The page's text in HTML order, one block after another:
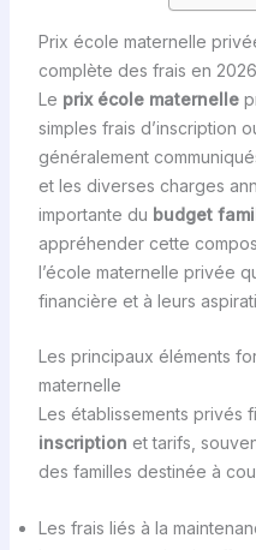
Prix école maternelle
complète des frais en 2026
Le prix école maternelle
simples frais d’inscription
généralement
et les diverses charges
importante du budget
appréhender cette
l’école maternelle privée
financière et à leurs
Les principaux éléments
maternelle
Les établissements privés
inscription et tarifs,
des familles destinée à
Les frais liés à la